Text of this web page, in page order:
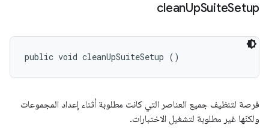
cleanUpSuiteSetup
public void cleanUpSuiteSetup ()
فرصة لتنظيف جميع العناصر التي كانت مطلوبة أثناء إعداد المجموعات
ولكنّها غير مطلوبة لتشغيل الاختبارات.